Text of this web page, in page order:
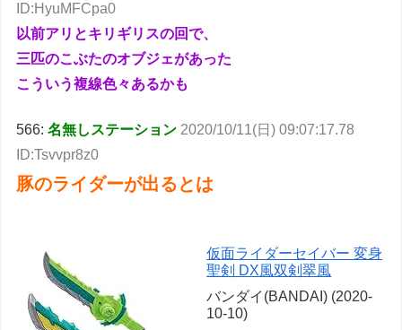
ID:HyuMFCpa0
以前アリとキリギリスの回で、
三匹のこぶたのオブジェがあった
こういう複線色々あるかも
566:名無しステーション 2020/10/11(日) 09:07:17.78
ID:Tsvvpr8z0
豚のライダーが出るとは
仮面ライダーセイバー 変身
聖剣 DX風双剣翠風
バンダイ(BANDAI) (2020-
10-10)